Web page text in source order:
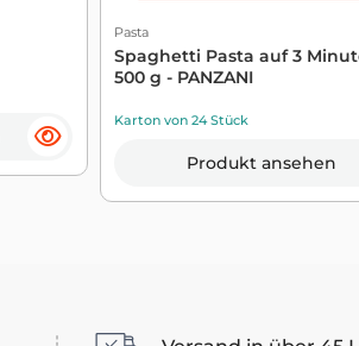
Pasta
Spaghetti Pasta auf 3
500 g - PANZANI
Karton von 24 Stück
Produkt ansehen